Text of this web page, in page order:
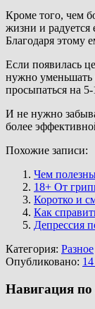
Кроме того, чем
жизни и радуется
Благодаря этому
Если появилась
нужно
просыпаться на
И не нужно
более
Похожие записи:
Чем
18+ От
Коротко и
Как
Депрессия
Категория: Разное
Опубликовано:
Навигация по